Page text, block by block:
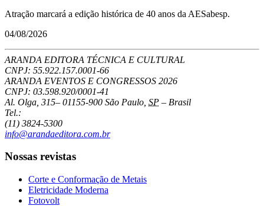
Atração marcará a edição histórica de 40 anos da AESabesp.
04/08/2026
ARANDA EDITORA TÉCNICA E CULTURAL
CNPJ: 55.922.157.0001-66
ARANDA EVENTOS E CONGRESSOS 2026
CNPJ: 03.598.920/0001-41
Al. Olga, 315– 01155-900 São Paulo SP – Brasil
Tel.:
(11) 3824-5300
info@arandaeditora.com.br
Nossas revistas
Corte e Conformação de Metais
Eletricidade Moderna
Fotovolt